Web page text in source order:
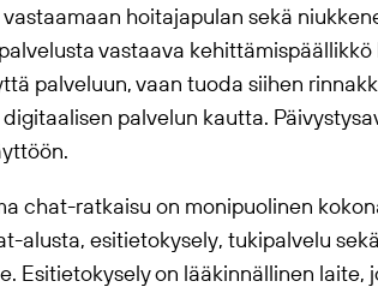
hoitajapulan sekä
vastaava kehittämispäällikkö
palveluun, vaan tuoda siihen
palvelun kautta.
chat-ratkaisu on monipuolinen
alusta, esitietokysely, tukipalvelu
Esitietokysely on lääkinnällinen